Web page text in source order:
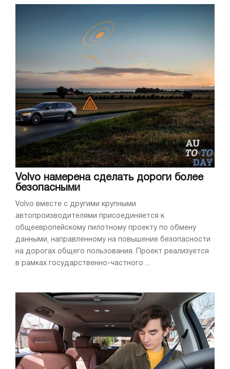
Volvo намерена сделать дороги более
безопасными
Volvo вместе с другими крупными
автопроизводителями присоединяется к
общеевропейскому пилотному проекту по обмену
данными, направленному на повышение безопасности
на дорогах общего пользования. Проект реализуется
в рамках государственно-частного ...